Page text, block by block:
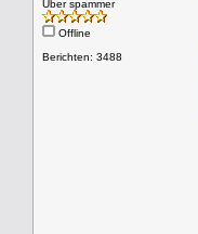
Uber spammer
Offline
Berichten: 3488